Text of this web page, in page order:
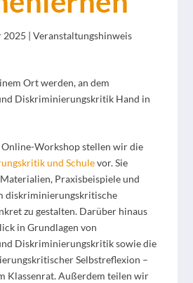
2025 | Veranstaltungshinweis
Ort werden, an dem
Diskriminierungskritik Hand in
Workshop stellen wir die
und Schulevor. Sie
Praxisbeispiele und
diskriminierungskritische
zu gestalten. Darüber hinaus
in Grundlagen von
Diskriminierungskritik sowie die
Selbstreflexion –
Klassenrat. Außerdem teilen wir